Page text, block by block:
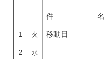
件 名
1 火 移動日
2 水